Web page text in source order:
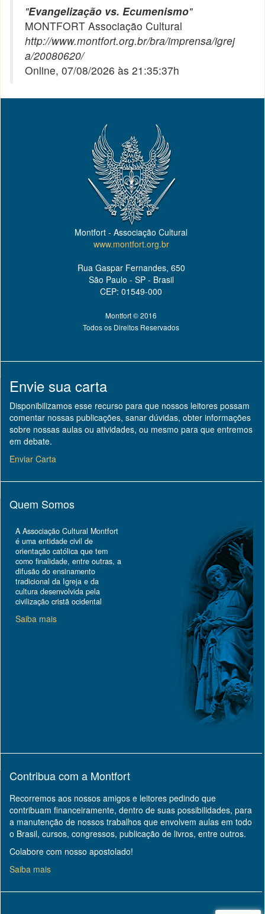
"Evangelização vs. Ecumenismo"
MONTFORT Associação Cultural
http://www.montfort.org.br/bra/imprensa/igrej
a/20080620/
Online, 07/08/2026 às 21:35:37h
Montfort - Associação Cultural
www.montfort.org.br
Rua Gaspar Fernandes, 650
São Paulo - SP - Brasil
CEP: 01549-000
Montfort © 2016
Todos os Direitos Reservados
Envie sua carta
Disponibilizamos esse recurso para que nossos leitores possam
comentar nossas publicações, sanar dúvidas, obter informações
sobre nossas aulas ou atividades, ou mesmo para que entremos
em debate.
Enviar Carta
Quem Somos
A Associação Cultural Montfort
é uma entidade civil de
orientação católica que tem
como finalidade, entre outras, a
difusão do ensinamento
tradicional da Igreja e da
cultura desenvolvida pela
civilização cristã ocidental
Saiba mais
Contribua com a Montfort
Recorremos aos nossos amigos e leitores pedindo que
contribuam financeiramente, dentro de suas possibilidades, para
a manutenção de nossos trabalhos que envolvem aulas em todo
o Brasil, cursos, congressos, publicação de livros, entre outros.
Colabore com nosso apostolado!
Saiba mais